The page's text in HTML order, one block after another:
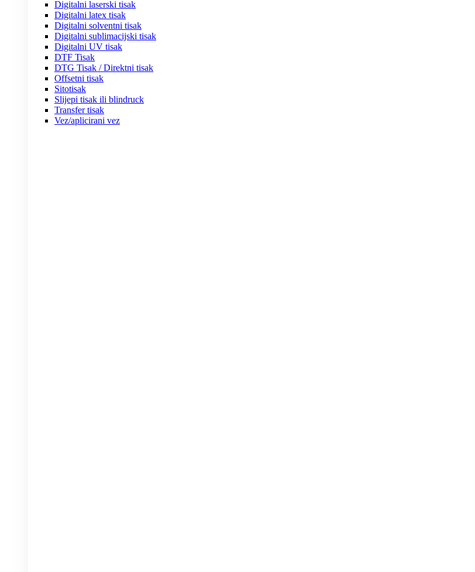
Digitalni laserski tisak
Digitalni latex tisak
Digitalni solventni tisak
Digitalni sublimacijski tisak
Digitalni UV tisak
DTF Tisak
DTG Tisak / Direktni tisak
Offsetni tisak
Sitotisak
Slijepi tisak ili blindruck
Transfer tisak
Vez/aplicirani vez